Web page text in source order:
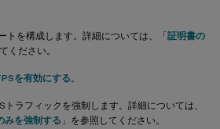
トを構成します。詳細については、「証明書の
ください。
を有効にする 。
トラフィックを強制します。詳細については、
みを強制する 」を参照してください。